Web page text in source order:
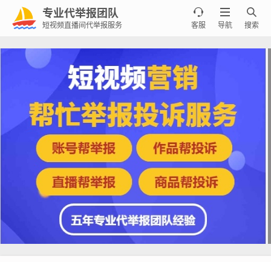
专业代举报团队
短视频直播间代举报服务

搜索

导航

客服